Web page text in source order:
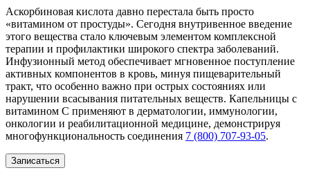
Аскорбиновая кислота давно перестала быть просто
«витамином от простуды». Сегодня внутривенное введение
этого вещества стало ключевым элементом комплексной
терапии и профилактики широкого спектра заболеваний.
Инфузионный метод обеспечивает мгновенное поступление
активных компонентов в кровь, минуя пищеварительный
тракт, что особенно важно при острых состояниях или
нарушении всасывания питательных веществ. Капельницы с
витамином С применяют в дерматологии, иммунологии,
онкологии и реабилитационной медицине, демонстрируя
многофункциональность соединения 7 (800) 707-93-05.
Записаться